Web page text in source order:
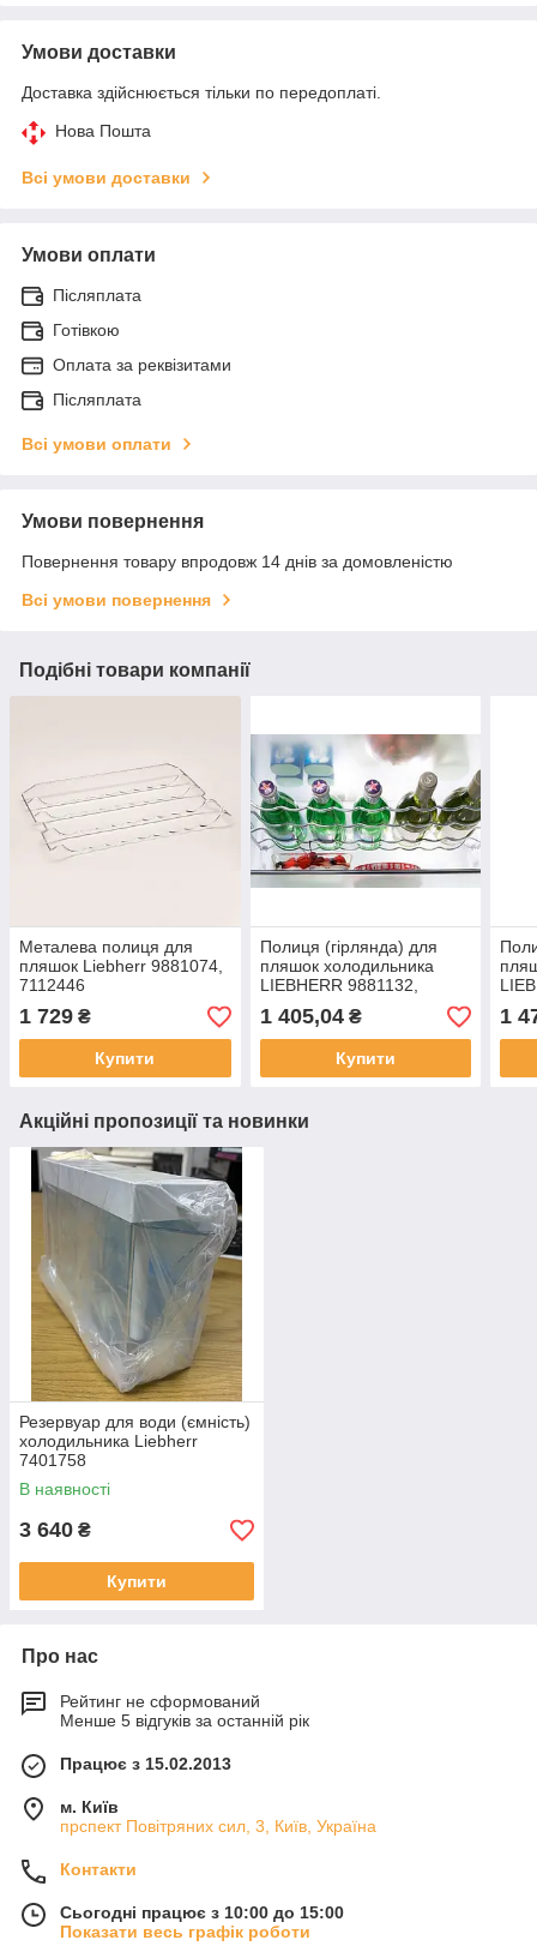
Умови доставки
Доставка здійснюється тільки по передоплаті.
Нова Пошта
Всі умови доставки
Умови оплати
Післяплата
Готівкою
Оплата за реквізитами
Післяплата
Всі умови оплати
Умови повернення
Повернення товару впродовж 14 днів за домовленістю
Всі умови повернення
Подібні товари компанії
Металева полиця для
пляшок Liebherr 9881074,
7112446
1 729 ₴
Купити
Полиця (гірлянда) для
пляшок холодильника
LIEBHERR 9881132,
7112508
1 405,04₴
Купити
1
Акційні пропозиції та новинки
Резервуар для води (ємність)
холодильника Liebherr
7401758
В наявності
3 640 ₴
Купити
Про нас
Рейтинг не сформований
Менше 5 відгуків за останній рік
Працює з 15.02.2013
м. Київ
прспект Повітряних сил, 3, Київ, Україна
Контакти
Сьогодні працює з 10:00 до 15:00
Показати весь графік роботи